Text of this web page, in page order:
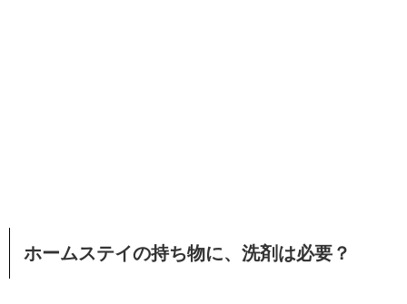
ホームステイの持ち物に、洗剤は必要？